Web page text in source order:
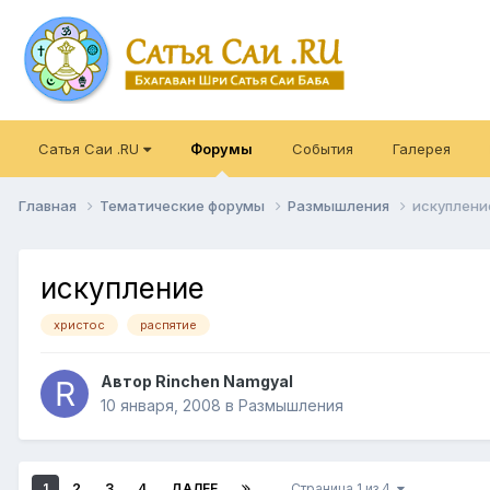
Сатья Саи .RU Форумы События Галерея
Главная Тематические форумы Размышления
искупление
христос распятие
Автор Rinchen Namgyal
10 января, 2008 в Размышления